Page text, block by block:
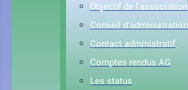
Objectif de l'association
Conseil d'administration
Contact administratif
Comptes rendus AG
Les status